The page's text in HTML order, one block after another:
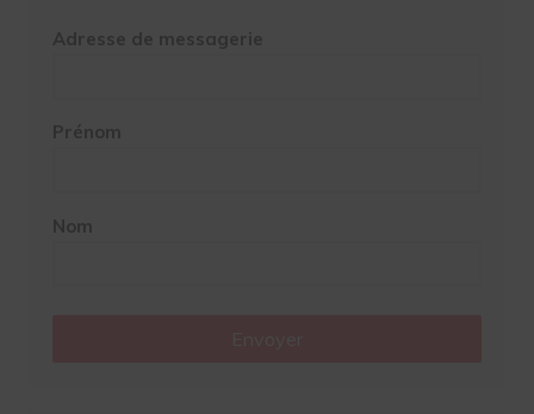
Adresse de messagerie
Prénom
Nom